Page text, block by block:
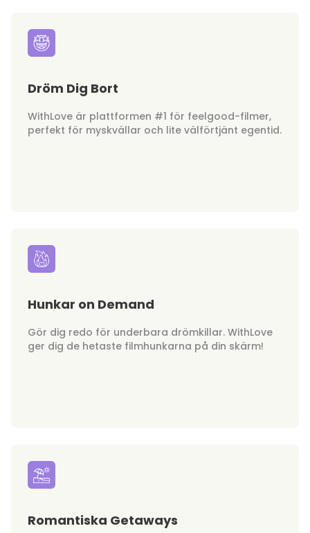
Dröm Dig Bort
WithLove är plattformen #1 för feelgood-filmer,
perfekt för myskvällar och lite välförtjänt egentid.
Hunkar on Demand
Gör dig redo för underbara drömkillar. WithLove
ger dig de hetaste filmhunkarna på din skärm!
Romantiska Getaways